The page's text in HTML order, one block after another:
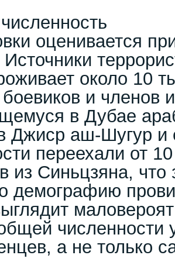
оценивается
около 10
и членов
в Дубае
Джиср аш-Шугур и
переехали от
из Синьцзяна, что
демографию
численности
а не только